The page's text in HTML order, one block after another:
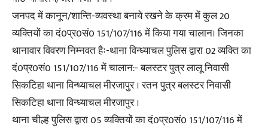
जनपद में कानून/शान्ति-व्यवस्था बनाये रखने के क्रम में कुल 20
व्यक्तियों का दं0प्र0सं0 151/107/116 में किया गया चालान। जिनका
थानावार विवरण निम्नवत हैः-थाना विन्ध्याचल पुलिस द्वारा 02 व्यक्ति का
दं0प्र0सं0 151/107/116 में चालान:- बलस्टर पुत्र लालू निवासी
सिकटिहा थाना विन्ध्याचल मीरजापुर । रतन पुत्र बलस्टर निवासी
सिकटिहा थाना विन्ध्याचल मीरजापुर ।
थाना चील्ह पुलिस द्वारा 05 व्यक्तियों का दं0प्र0सं0 151/107/116 में